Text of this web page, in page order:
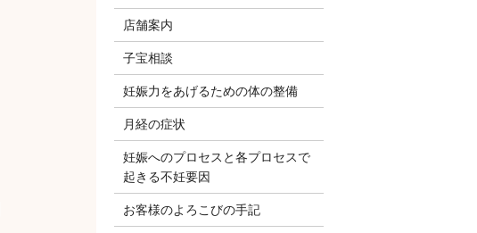
店舗案内
子宝相談
妊娠力をあげるための体の整備
月経の症状
妊娠へのプロセスと各プロセスで
起きる不妊要因
お客様のよろこびの手記